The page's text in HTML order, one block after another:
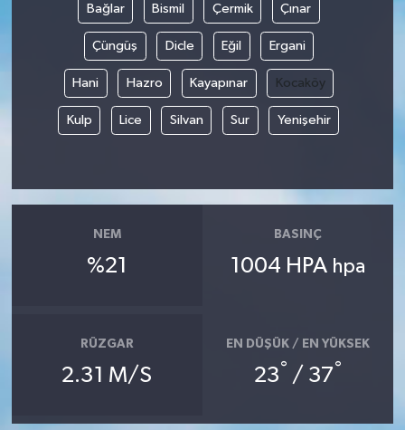
Bağlar Bismil Çermik Çınar
Çüngüş Dicle Eğil Ergani
Hani Hazro Kayapınar Kocaköy
Kulp Lice Silvan Sur Yenişehir
NEM
%21
BASINÇ
1004 HPA hpa
RÜZGAR
2.31 M/S
EN DÜŞÜK / EN YÜKSEK
23° / 37°